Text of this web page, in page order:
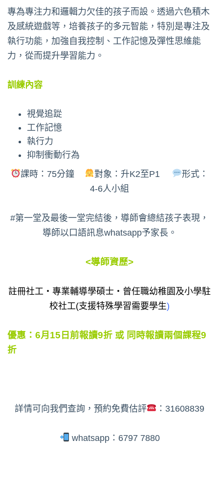
專為專注力和邏輯力欠佳的孩子而設。透過六色積木
及感統遊戲等，培養孩子的多元智能，特別是專注及
執行功能，加強自我控制、工作記憶及彈性思維能
力，從而提升學習能力。
訓練內容
視覺追踨
工作記憶
執行力
抑制衝動行為
課時：75分鐘
對象：升K2至P1
形式：
4-6人小組
#第一堂及最後一堂完結後，導師會總結孩子表現，
導師以口語訊息whatsapp予家長。
<導師資歷>
註冊社工‧專業輔導學碩士‧曾任職幼稚園及小學駐
校社工(支援特殊學習需要學生)
優惠：6月15日前報讀9折 或 同時報讀兩個課程9
折
詳情可向我們查詢，預約免費估評 ：31608839
whatsapp：6797 7880